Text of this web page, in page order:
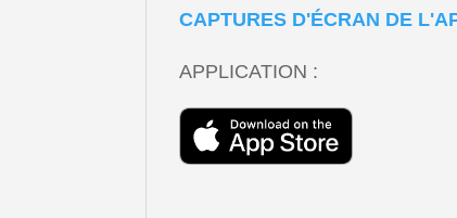
CAPTURES D'ÉCRAN DE
APPLICATION :